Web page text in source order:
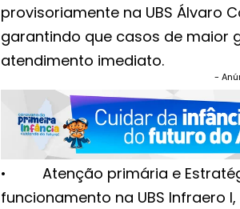
provisoriamente na UBS Álvaro
garantindo que casos de maior
atendimento imediato.
-
• Atenção primária e
funcionamento na UBS Infraero